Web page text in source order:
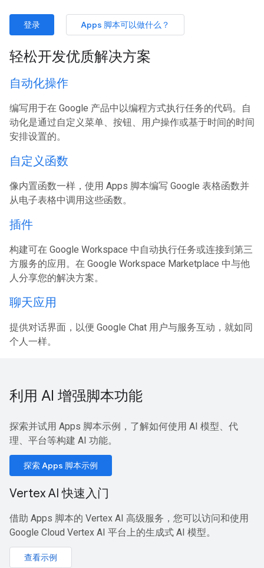
登录 Apps 脚本可以做什么？
轻松开发优质解决方案
自动化操作
编写用于在 Google 产品中以编程方式执行任务的代码。自
动化是通过自定义菜单、按钮、用户操作或基于时间的时间
安排设置的。
自定义函数
像内置函数一样，使用 Apps 脚本编写 Google 表格函数并
从电子表格中调用这些函数。
插件
构建可在 Google Workspace 中自动执行任务或连接到第三
方服务的应用。在 Google Workspace Marketplace 中与他
人分享您的解决方案。
聊天应用
提供对话界面，以便 Google Chat 用户与服务互动，就如同
个人一样。
利用 AI 增强脚本功能
探索并试用 Apps 脚本示例，了解如何使用 AI 模型、代
理、平台等构建 AI 功能。
探索 Apps 脚本示例
Vertex AI 快速入门
借助 Apps 脚本的 Vertex AI 高级服务，您可以访问和使用
Google Cloud Vertex AI 平台上的生成式 AI 模型。
查看示例